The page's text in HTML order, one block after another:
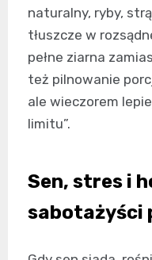
naturalny, ryby,
tłuszcze w
pełne ziarna
też pilnowanie
ale wieczorem
limitu”.
Sen, stres i
sabotażyści